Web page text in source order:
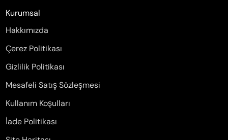
Kurumsal
Hakkımızda
Çerez Politikası
Gizlilik Politikası
Mesafeli Satış Sözleşmesi
Kullanım Koşulları
İade Politikası